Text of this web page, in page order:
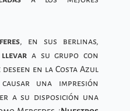
, en sus berlinas,
llevar a su grupo con
en la Costa Azul
una impresión
a su disposición una